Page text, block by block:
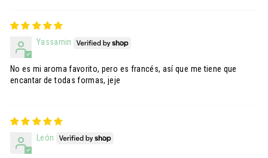
Yassamin
No es mi aroma favorito, pero es francés, así que me tiene que
encantar de todas formas, jeje
León